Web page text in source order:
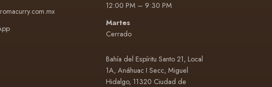
12:00 PM – 9:30 PM
Martes
Cerrado
Bahía del Espíritu Santo 21, Local
1A, Anáhuac I Secc, Miguel
Hidalgo, 11320 Ciudad de